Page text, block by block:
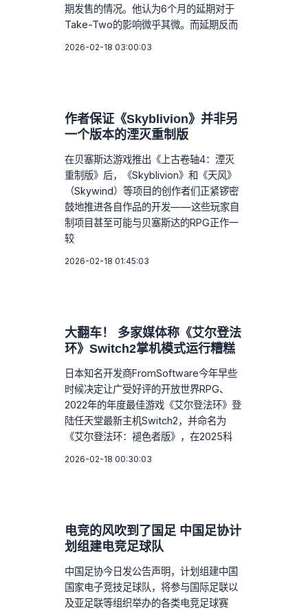
期发售的情况。他认为6个月的延期对于
Take-Two的影响微乎其微。而延期反而
2026-02-18 03:00:03
作者保证《Skyblivion》并非另
一个版本的湮灭重制版
在贝塞斯达游戏推出《上古卷轴4：湮灭
重制版》后，《Skyblivion》和《天风》
（Skywind）等项目的创作者们正紧锣密
鼓地推进各自作品的开发——这些玩家自
制项目甚至可能与贝塞斯达的RPG正作一
较
2026-02-18 01:45:03
大翻车！ 多家媒体称《艾尔登法
环》Switch2掌机模式运行糟糕
日本知名开发商FromSoftware今年早些
时候决定让广受好评的开放世界RPG、
2022年的年度最佳游戏《艾尔登法环》登
陆任天堂最新主机Switch2，并命名为
《艾尔登法环：褪色者版》，在2025科
2026-02-18 00:30:03
电竞的风吹到了国足 中国足协计
划组建电竞足球队
中国足协今日发公告声明，计划组建中国
国家电子竞技足球队，将参与国际足联以
及亚足联等组织举办的各类电竞足球赛